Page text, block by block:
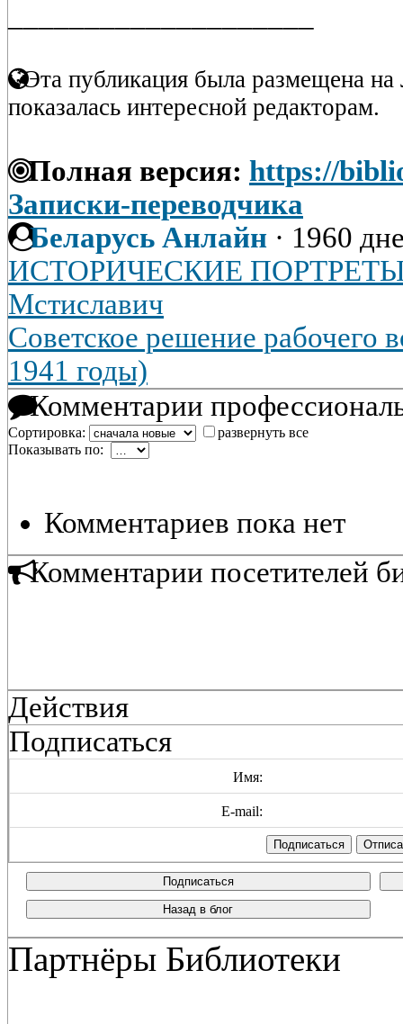
Эта публикация была размещена на
показалась интересной редакторам.
Полная версия: https://
Записки-переводчика
Беларусь Анлайн · 1960
ИСТОРИЧЕСКИЕ ПОРТРЕТЫ.
Мстиславич
Советское решение рабочего
1941 годы)
Комментарии
Сортировка:
развернуть все
Показывать по:
Комментариев пока нет
Комментарии посетителей
Действия
Подписаться
Имя:
E-mail:
Подписаться
Назад в блог
Партнёры Библиотеки